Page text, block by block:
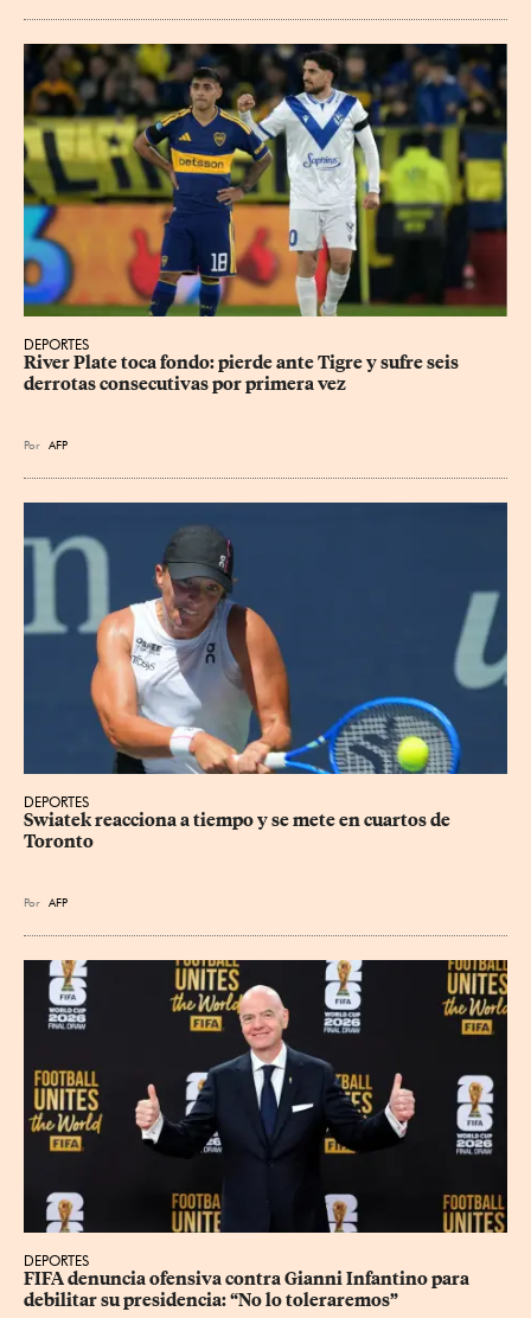
DEPORTES
River Plate toca fondo: pierde ante Tigre y sufre seis
derrotas consecutivas por primera vez
Por AFP
DEPORTES
Swiatek reacciona a tiempo y se mete en cuartos de
Toronto
Por AFP
DEPORTES
FIFA denuncia ofensiva contra Gianni Infantino para
debilitar su presidencia: “No lo toleraremos”